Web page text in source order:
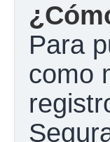
Para
como